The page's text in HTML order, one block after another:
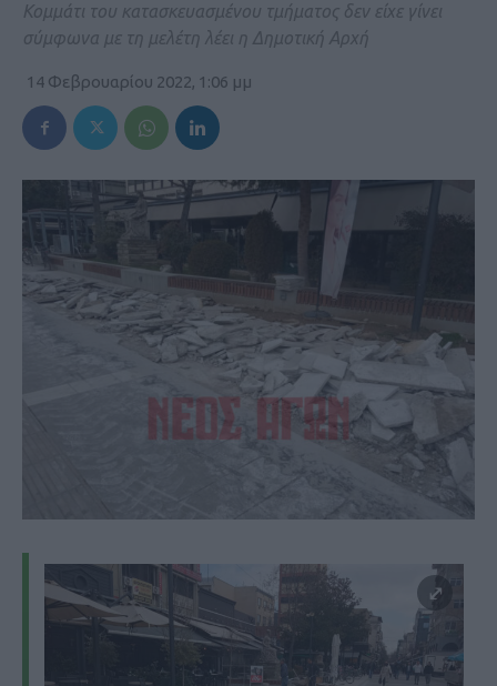
Κομμάτι του κατασκευασμένου τμήματος δεν είχε γίνει
σύμφωνα με τη μελέτη λέει η Δημοτική Αρχή
14 Φεβρουαρίου 2022, 1:06 μμ